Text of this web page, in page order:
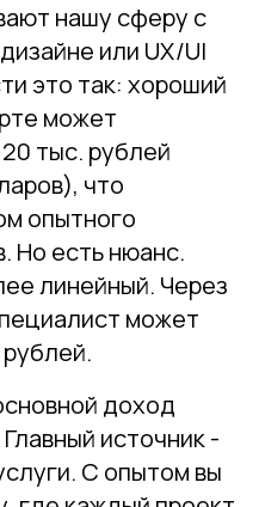
нашу сферу с
или UX/UI
это так: хороший
может
тыс. рублей
что
опытного
Но есть нюанс.
линейный. Через
может
доход
источник -
С опытом вы